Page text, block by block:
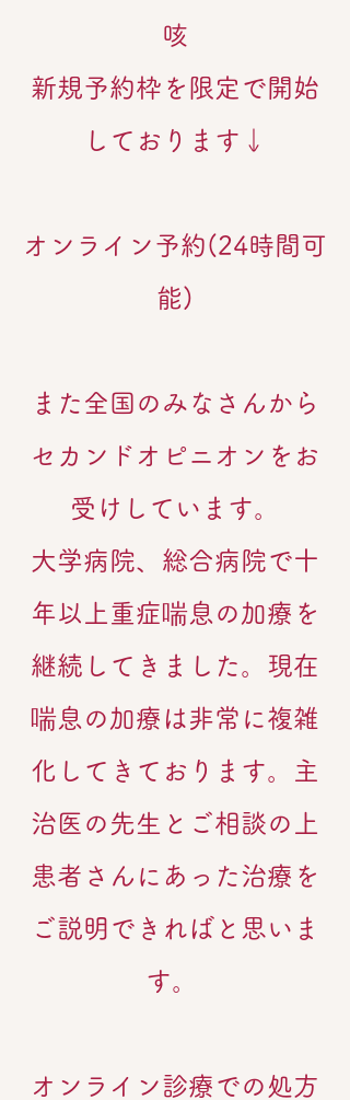
咳
新規予約枠を限定で開始
しております↓
オンライン予約(24時間可
能)
また全国のみなさんから
セカンドオピニオンをお
受けしています。
大学病院、総合病院で十
年以上重症喘息の加療を
継続してきました。現在
喘息の加療は非常に複雑
化してきております。主
治医の先生とご相談の上
患者さんにあった治療を
ご説明できればと思いま
す。
オンライン診療での処方